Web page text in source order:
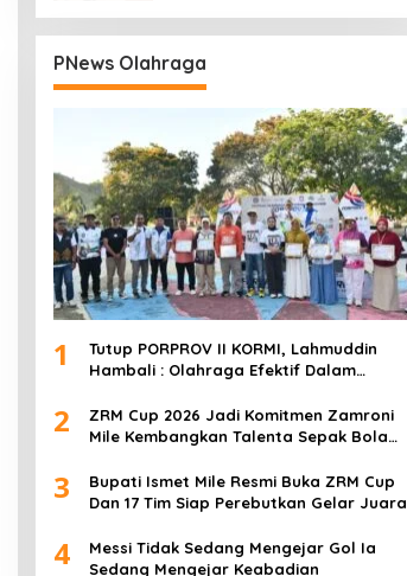
PNews Olahraga
1
Tutup PORPROV II KORMI, Lahmuddin
Hambali : Olahraga Efektif Dalam
2
ZRM Cup 2026 Jadi Komitmen Zamroni
Mile Kembangkan Talenta Sepak Bola
3
Bupati Ismet Mile Resmi Buka ZRM Cup
Dan 17 Tim Siap Perebutkan Gelar Juara
4
Messi Tidak Sedang Mengejar Gol Ia
Sedang Mengejar Keabadian